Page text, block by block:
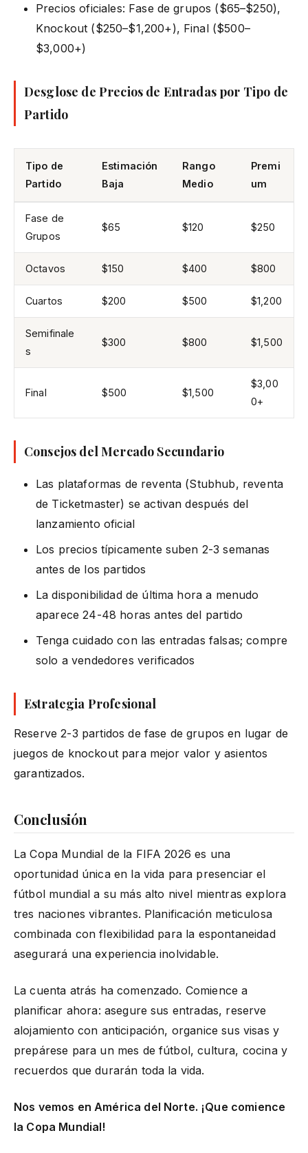
Precios oficiales: Fase de grupos ($65–$250),
Knockout ($250–$1,200+), Final ($500–
$3,000+)
Desglose de Precios de Entradas por Tipo de
Partido
Tipo de
Partido
Estimación
Baja
Rango
Medio
Premi
um
Fase de
Grupos
$65 $120 $250
Octavos $150 $400 $800
Cuartos $200 $500 $1,200
Semifinale
s
$300 $800 $1,500
Final $500 $1,500
$3,00
0+
Consejos del Mercado Secundario
Las plataformas de reventa (Stubhub, reventa
de Ticketmaster) se activan después del
lanzamiento oficial
Los precios típicamente suben 2-3 semanas
antes de los partidos
La disponibilidad de última hora a menudo
aparece 24-48 horas antes del partido
Tenga cuidado con las entradas falsas; compre
solo a vendedores verificados
Estrategia Profesional
Reserve 2-3 partidos de fase de grupos en lugar de
juegos de knockout para mejor valor y asientos
garantizados.
Conclusión
La Copa Mundial de la FIFA 2026 es una
oportunidad única en la vida para presenciar el
fútbol mundial a su más alto nivel mientras explora
tres naciones vibrantes. Planificación meticulosa
combinada con flexibilidad para la espontaneidad
asegurará una experiencia inolvidable.
La cuenta atrás ha comenzado. Comience a
planificar ahora: asegure sus entradas, reserve
alojamiento con anticipación, organice sus visas y
prepárese para un mes de fútbol, cultura, cocina y
recuerdos que durarán toda la vida.
Nos vemos en América del Norte. ¡Que comience
la Copa Mundial!